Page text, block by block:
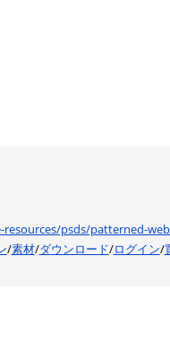
psds/patterned-
/素材/ダウンロード/ログイン/